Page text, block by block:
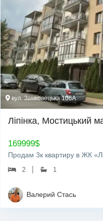
вул. Замковецька 106А
169999$
2 1
Валерий Стась